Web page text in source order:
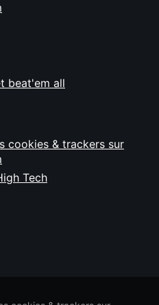
beat'em all
cookies & trackers sur
Tech